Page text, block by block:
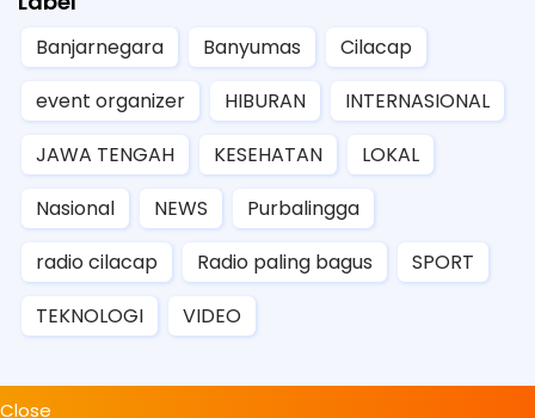
Banjarnegara Banyumas
Cilacap
event organizer
HIBURAN
INTERNASIONAL
JAWA TENGAH
KESEHATAN
LOKAL
Nasional
NEWS
Purbalingga
radio cilacap
Radio paling bagus
SPORT
TEKNOLOGI
VIDEO
Close